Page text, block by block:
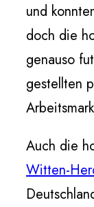
und
doch die
genauso
gestellten
Auch die
Witten-